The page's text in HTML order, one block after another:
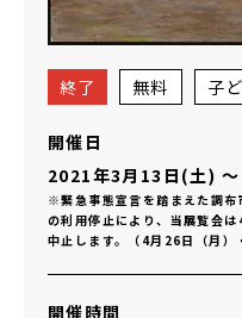
終了 無料 子
開催日
2021年3月13日(土) 〜
※緊急事態宣言を踏まえた調布
の利用停止により、当展覧会
中止します。（4月26日（月）
開催時間